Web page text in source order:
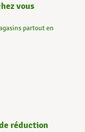
vous
partout en
réduction